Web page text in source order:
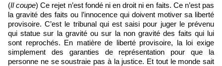
(Il coupe) Ce rejet n’est fondé ni en droit ni en faits. Ce n’est pas
la gravité des faits ou l’innocence qui doivent motiver sa liberté
provisoire. C’est le tribunal qui est saisi pour juger le prévenu
qui statue sur la gravité ou sur la non gravité des faits qui lui
sont reprochés. En matière de liberté provisoire, la loi exige
simplement des garanties de représentation pour que la
personne ne se soustraie pas à la justice. Et tout le monde sait